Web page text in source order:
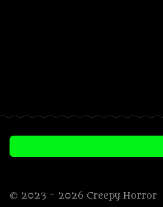
© 2023 - 2026 Creepy Horror